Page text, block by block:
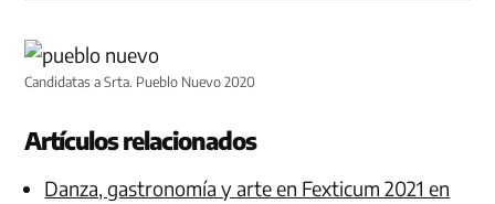
Candidatas a Srta. Pueblo Nuevo 2020
Artículos relacionados
Danza, gastronomía y arte en Fexticum 2021 en